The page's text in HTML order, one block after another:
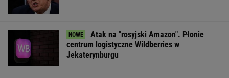
Atak na "rosyjski Amazon". Płonie
centrum logistyczne Wildberries w
Jekaterynburgu